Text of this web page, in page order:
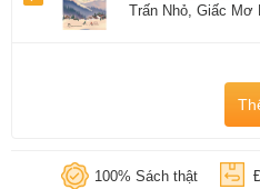
Trấn Nhỏ, Giấc Mơ
100% Sách thật